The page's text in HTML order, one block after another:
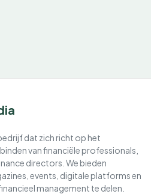
dat zich richt op het
van financiële professionals,
directors. We bieden
events, digitale platforms en
management te delen.